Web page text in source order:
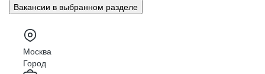
Вакансии в выбранном разделе
Москва
Город